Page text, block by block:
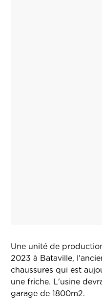
Une unité de
2023 à Bataville,
chaussures qui est
une friche. L'usine
garage de 1800m2.